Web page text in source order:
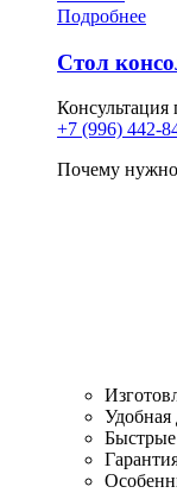
Подробнее
Стол
Консультация
+7 (996) 442-
Почему
Удобная
Быстрые